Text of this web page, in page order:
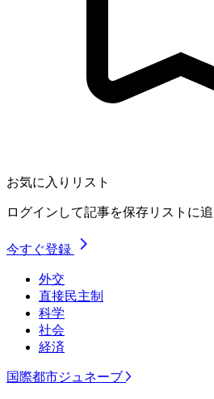
お気に入りリスト
ログインして記事を保存リストに追
今すぐ登録
外交
直接民主制
科学
社会
経済
国際都市ジュネーブ